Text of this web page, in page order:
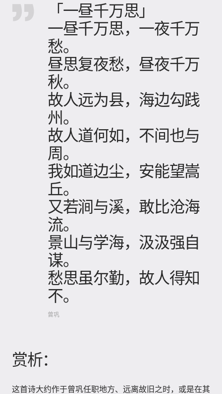
「一昼千万思」
一昼千万思，一夜千万
愁。
昼思复夜愁，昼夜千万
秋。
故人远为县，海边勾践
州。
故人道何如，不间也与
周。
我如道边尘，安能望嵩
丘。
又若涧与溪，敢比沧海
流。
景山与学海，汲汲强自
谋。
愁思虽尔勤，故人得知
不。
曾巩
赏析：
这首诗大约作于曾巩任职地方、远离故旧之时，或是在其